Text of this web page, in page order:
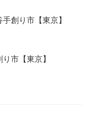
創り市【東京】
市【東京】